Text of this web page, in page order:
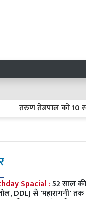
तेजपाल को 10 साल की
Spacial :52 साल की
DDLJ से 'महारागनी' तक